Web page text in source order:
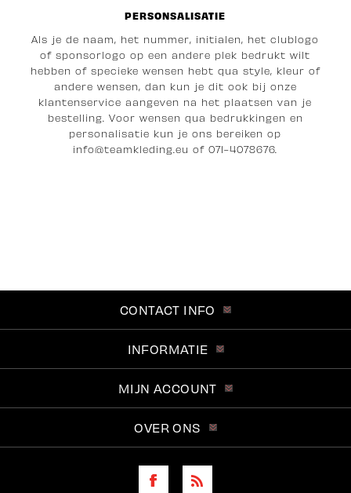
PERSONSALISATIE
Als je de naam, het nummer, initialen, het clublogo
of sponsorlogo op een andere plek bedrukt wilt
hebben of specieke wensen hebt qua style, kleur of
andere wensen, dan kun je dit ook bij onze
klantenservice aangeven na het plaatsen van je
bestelling. Voor wensen qua bedrukkingen en
personalisatie kun je ons bereiken op
i nfo@teamkleding.eu of 071-4078676.
CONTACT INFO
INFORMATIE
MIJN ACCOUNT
OVER ONS